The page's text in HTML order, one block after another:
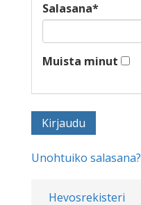
Hevosrekisteri
Salasana*
Muista minut
Unohtuiko salasana?